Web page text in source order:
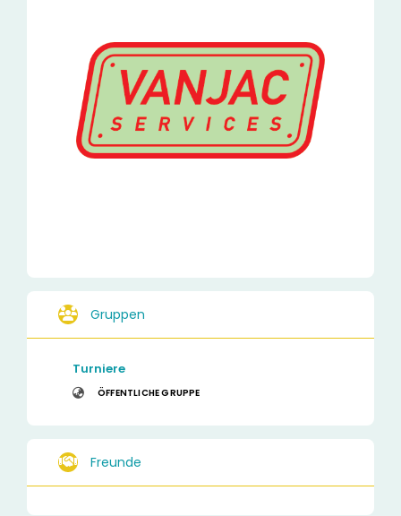
Gruppen
Turniere
ÖFFENTLICHE GRUPPE
Freunde